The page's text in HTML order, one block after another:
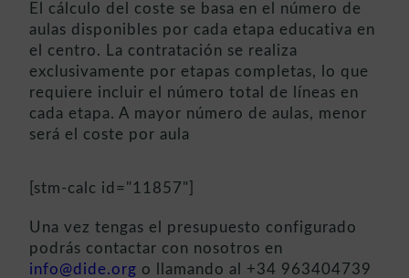
El cálculo del coste se basa en el número de
aulas disponibles por cada etapa educativa en
el centro. La contratación se realiza
exclusivamente por etapas completas, lo que
requiere incluir el número total de líneas en
cada etapa. A mayor número de aulas, menor
será el coste por aula
[stm-calc id="11857"]
Una vez tengas el presupuesto configurado
podrás contactar con nosotros en
info@dide.org o llamando al +34 963404739